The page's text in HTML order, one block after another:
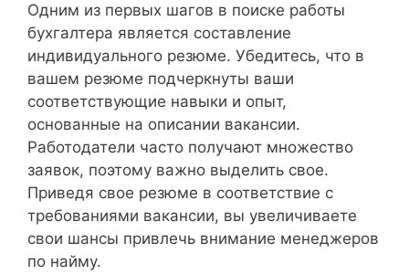
Одним из первых шагов в поиске работы
бухгалтера является составление
индивидуального резюме. Убедитесь, что в
вашем резюме подчеркнуты ваши
соответствующие навыки и опыт,
основанные на описании вакансии.
Работодатели часто получают множество
заявок, поэтому важно выделить свое.
Приведя свое резюме в соответствие с
требованиями вакансии, вы увеличиваете
свои шансы привлечь внимание менеджеров
по найму.